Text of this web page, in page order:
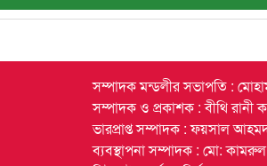
সম্পাদক মন্ডলীর সভাপতি :
সম্পাদক ও প্রকাশক : বীথি রানী
ভারপ্রাপ্ত সম্পাদক : ফয়সাল
ব্যবস্থাপনা সম্পাদক : মো: